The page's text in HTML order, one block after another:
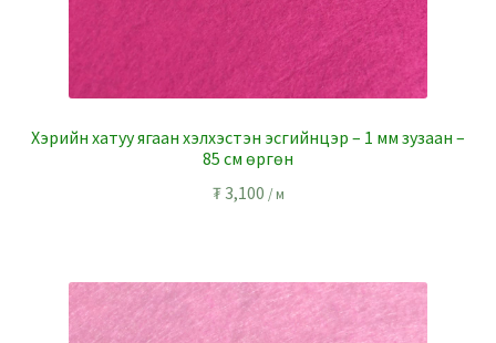
Хэрийн хатуу ягаан хэлхэстэн эсгийнцэр – 1 мм зузаан –
85 см өргөн
₮3,100 / м